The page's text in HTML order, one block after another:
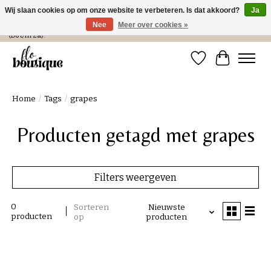
Verzending in NL € 4,99 en gratis bij een bestelling > € 100 of afhalen in de winkel
(Do t/m Za).
Verlanglijst
Home / Tags / grapes
Producten getagd met grapes
Filters weergeven
0
producten
Sorteren
op
Nieuwste
producten
Wij slaan cookies op om onze website te verbeteren. Is dat akkoord?
Ja
Nee
Meer over cookies »